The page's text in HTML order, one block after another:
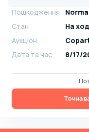
Пошкодження
Стан
На
Аукціон
Дата та час
8/17/
Точна